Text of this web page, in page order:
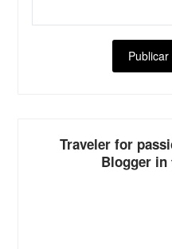
Traveler for
Blogger in